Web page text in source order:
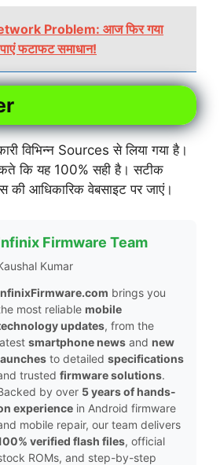
Problem: आज फिर गया
फटाफट समाधान!
विभिन्न Sources से लिया गया है।
कि यह 100% सही है। सटीक
की आधिकारिक वेबसाइट पर जाएं।
Firmware Team
Kumar
brings you
most reliable mobile
updates, from the
smartphone news and new
to detailed specifications
trusted firmware solutions.
by over 5 years of hands-
experience in Android firmware
mobile repair, our team delivers
verified flash files, official
ROMs, and step-by-step